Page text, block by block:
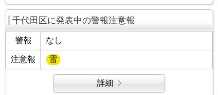
千代田区に発表中の警報注意報
警報 なし
注意報 雷
詳細